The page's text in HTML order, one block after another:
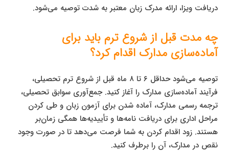
دریافت ویزا، ارائه مدرک زبان معتبر به شدت توصیه می‌شود.
چه مدت قبل از شروع ترم باید برای
آماده‌سازی مدارک اقدام کرد؟
توصیه می‌شود حداقل ۶ تا ۸ ماه قبل از شروع ترم تحصیلی،
فرآیند آماده‌سازی مدارک را آغاز کنید. جمع‌آوری سوابق تحصیلی،
ترجمه رسمی مدارک، آماده شدن برای آزمون زبان و طی کردن
مراحل اداری برای دریافت نامه‌ها و تأییدیه‌ها همگی زمان‌بر
هستند. زود اقدام کردن به شما فرصت می‌دهد تا در صورت وجود
نقص در مدارک، آن را برطرف کنید.